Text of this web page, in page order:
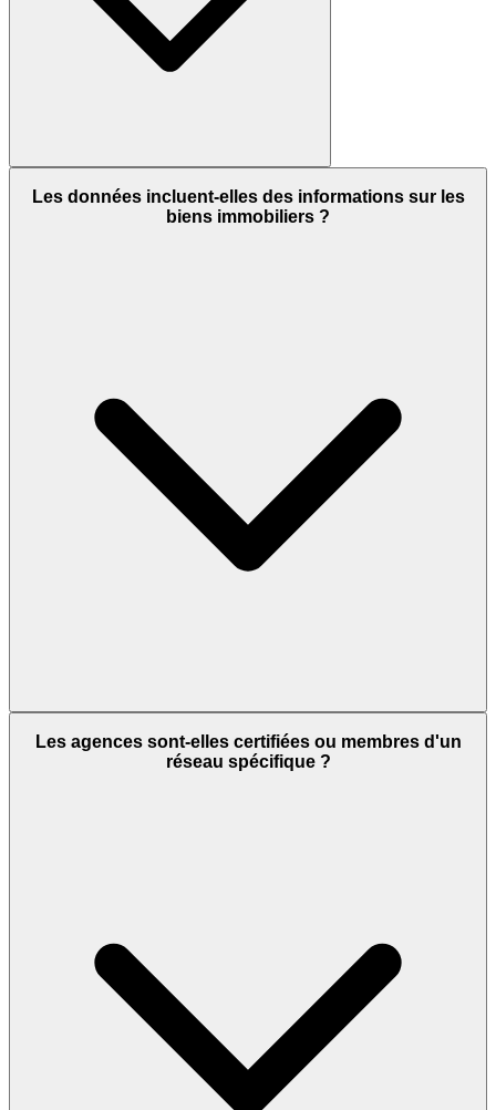
Les données incluent-elles des informations sur les
biens immobiliers ?
Les agences sont-elles certifiées ou membres d'un
réseau spécifique ?